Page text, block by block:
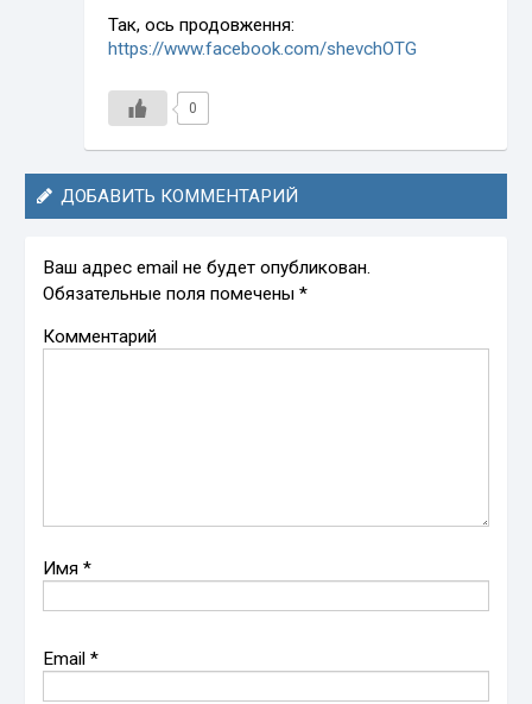
Так, ось продовження:
https://www.facebook.com/shevchOTG
0
ДОБАВИТЬ КОММЕНТАРИЙ
Ваш адрес email не будет опубликован.
Обязательные поля помечены*
Комментарий
Имя*
Email*